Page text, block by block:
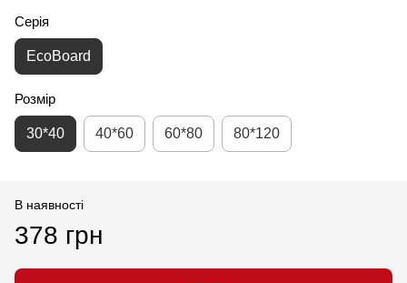
Серія
EcoBoard
Розмір
30*40 40*60 60*80 80*120
В наявності
378 грн